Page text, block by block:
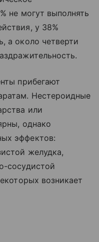
не могут выполнять
у 38%
а около четверти
прибегают
Нестероидные
или
однако
эффектов:
желудка,
сосудистой
возникает